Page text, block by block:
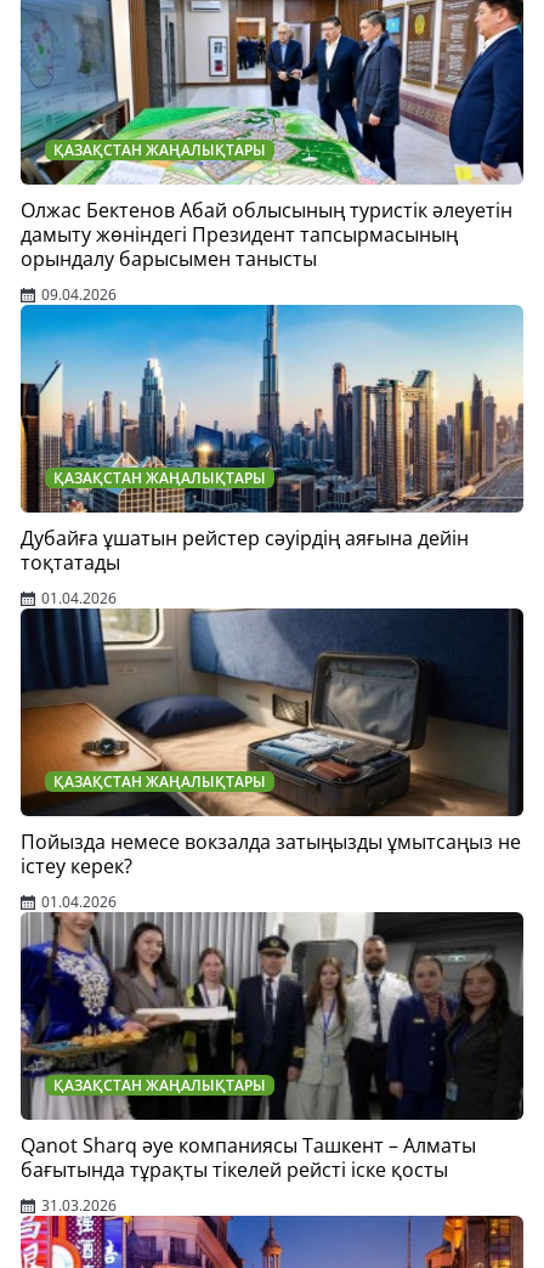
ҚАЗАҚСТАН ЖАҢАЛЫҚТАРЫ
Олжас Бектенов Абай облысының туристік әлеуетін
дамыту жөніндегі Президент тапсырмасының
орындалу барысымен танысты
09.04.2026
ҚАЗАҚСТАН ЖАҢАЛЫҚТАРЫ
Дубайға ұшатын рейстер сәуірдің аяғына дейін
тоқтатады
01.04.2026
ҚАЗАҚСТАН ЖАҢАЛЫҚТАРЫ
Пойызда немесе вокзалда затыңызды ұмытсаңыз не
істеу керек?
01.04.2026
ҚАЗАҚСТАН ЖАҢАЛЫҚТАРЫ
Qanot Sharq әуе компаниясы Ташкент – Алматы
бағытында тұрақты тікелей рейсті іске қосты
31.03.2026